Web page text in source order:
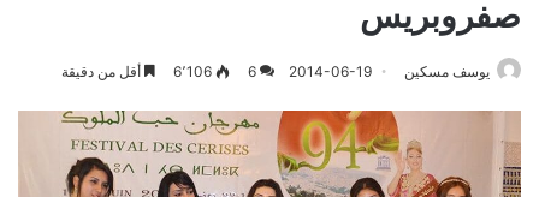
صفروبريس
يوسف مسكين 2014-06-19
6 6٬106 أقل من دقيقة